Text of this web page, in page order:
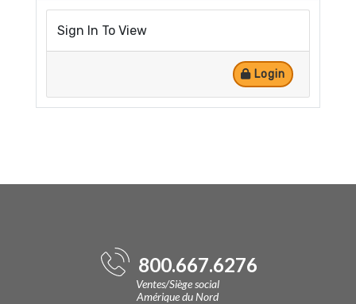
Sign In To View
Login
800.667.6276
Ventes/Siège social
Amérique du Nord